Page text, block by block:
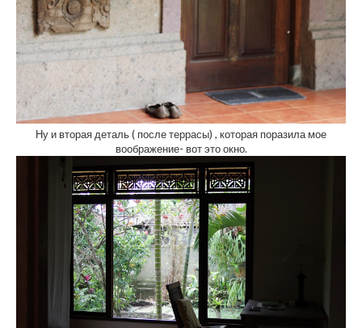
Ну и вторая деталь ( после террасы) , которая поразила мое
воображение- вот это окно.